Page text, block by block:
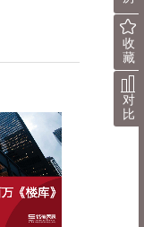
收
藏
对
比